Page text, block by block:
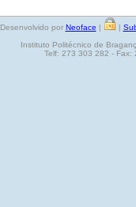
Desenvolvido por Neoface | |
Instituto Politécnico de
Telf: 273 303 282 - Fax: